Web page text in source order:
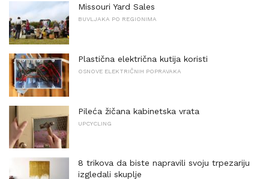
Missouri Yard Sales
BUVLJAKA PO REGIONIMA
Plastična električna kutija koristi
OSNOVE ELEKTRIČNIH POPRAVAKA
Pileća žičana kabinetska vrata
UPCYCLING
8 trikova da biste napravili svoju trpezariju
izgledali skuplje